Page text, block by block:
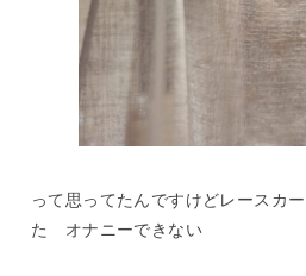
って思ってたんですけどレースカ
た オナニーできない